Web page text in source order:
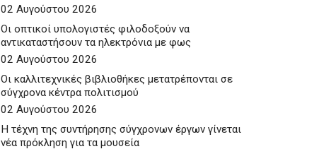
02 Αυγούστου 2026
Οι οπτικοί υπολογιστές φιλοδοξούν να
αντικαταστήσουν τα ηλεκτρόνια με φως
02 Αυγούστου 2026
Οι καλλιτεχνικές βιβλιοθήκες μετατρέπονται σε
σύγχρονα κέντρα πολιτισμού
02 Αυγούστου 2026
Η τέχνη της συντήρησης σύγχρονων έργων γίνεται
νέα πρόκληση για τα μουσεία